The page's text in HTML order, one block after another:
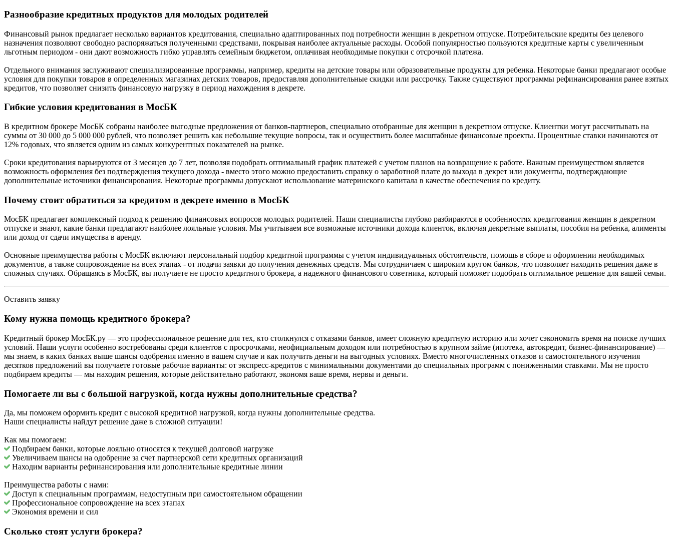
Разнообразие кредитных продуктов для молодых родителей
Финансовый рынок предлагает несколько вариантов кредитования, специально адаптированных под потребности женщин в декретном отпуске. Потребительские кредиты без целевого
назначения позволяют свободно распоряжаться полученными средствами, покрывая наиболее актуальные расходы. Особой популярностью пользуются кредитные карты с увеличенным
льготным периодом - они дают возможность гибко управлять семейным бюджетом, оплачивая необходимые покупки с отсрочкой платежа.
Отдельного внимания заслуживают специализированные программы, например, кредиты на детские товары или образовательные продукты для ребенка. Некоторые банки предлагают особые
условия для покупки товаров в определенных магазинах детских товаров, предоставляя дополнительные скидки или рассрочку. Также существуют программы рефинансирования ранее взятых
кредитов, что позволяет снизить финансовую нагрузку в период нахождения в декрете.
Гибкие условия кредитования в МосБК
В кредитном брокере МосБК собраны наиболее выгодные предложения от банков-партнеров, специально отобранные для женщин в декретном отпуске. Клиентки могут рассчитывать на
суммы от 30 000 до 5 000 000 рублей, что позволяет решить как небольшие текущие вопросы, так и осуществить более масштабные финансовые проекты. Процентные ставки начинаются от
12% годовых, что является одним из самых конкурентных показателей на рынке.
Сроки кредитования варьируются от 3 месяцев до 7 лет, позволяя подобрать оптимальный график платежей с учетом планов на возвращение к работе. Важным преимуществом является
возможность оформления без подтверждения текущего дохода - вместо этого можно предоставить справку о заработной плате до выхода в декрет или документы, подтверждающие
дополнительные источники финансирования. Некоторые программы допускают использование материнского капитала в качестве обеспечения по кредиту.
Почему стоит обратиться за кредитом в декрете именно в МосБК
МосБК предлагает комплексный подход к решению финансовых вопросов молодых родителей. Наши специалисты глубоко разбираются в особенностях кредитования женщин в декретном
отпуске и знают, какие банки предлагают наиболее лояльные условия. Мы учитываем все возможные источники дохода клиенток, включая декретные выплаты, пособия на ребенка, алименты
или доход от сдачи имущества в аренду.
Основные преимущества работы с МосБК включают персональный подбор кредитной программы с учетом индивидуальных обстоятельств, помощь в сборе и оформлении необходимых
документов, а также сопровождение на всех этапах - от подачи заявки до получения денежных средств. Мы сотрудничаем с широким кругом банков, что позволяет находить решения даже в
сложных случаях. Обращаясь в МосБК, вы получаете не просто кредитного брокера, а надежного финансового советника, который поможет подобрать оптимальное решение для вашей семьи.
Оставить заявку
Кому нужна помощь кредитного брокера?
Кредитный брокер МосБК.ру — это профессиональное решение для тех, кто столкнулся с отказами банков, имеет сложную кредитную историю или хочет сэкономить время на поиске лучших
условий. Наши услуги особенно востребованы среди клиентов с просрочками, неофициальным доходом или потребностью в крупном займе (ипотека, автокредит, бизнес-финансирование) —
мы знаем, в каких банках выше шансы одобрения именно в вашем случае и как получить деньги на выгодных условиях. Вместо многочисленных отказов и самостоятельного изучения
десятков предложений вы получаете готовые рабочие варианты: от экспресс-кредитов с минимальными документами до специальных программ с пониженными ставками. Мы не просто
подбираем кредиты — мы находим решения, которые действительно работают, экономя ваше время, нервы и деньги.
Помогаете ли вы с большой нагрузкой, когда нужны дополнительные средства?
Да, мы поможем оформить кредит с высокой кредитной нагрузкой, когда нужны дополнительные средства.
Наши специалисты найдут решение даже в сложной ситуации!
Как мы помогаем:
Подбираем банки, которые лояльно относятся к текущей долговой нагрузке
Увеличиваем шансы на одобрение за счет партнерской сети кредитных организаций
Находим варианты рефинансирования или дополнительные кредитные линии
Преимущества работы с нами:
Доступ к специальным программам, недоступным при самостоятельном обращении
Профессиональное сопровождение на всех этапах
Экономия времени и сил
Сколько стоят услуги брокера?